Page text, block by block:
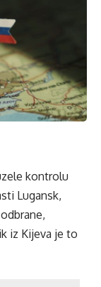
kontrolu
Lugansk,
iz Kijeva je to